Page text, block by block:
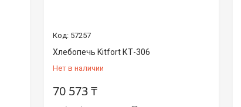
57257
Хлебопечь Kitfort КТ-306
Нет в наличии
70 573 ₸